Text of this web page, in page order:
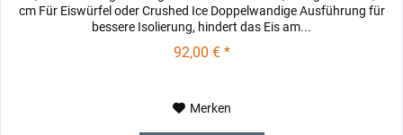
cm Für Eiswürfel oder Crushed Ice Doppelwandige Ausführung für
bessere Isolierung, hindert das Eis am...
92,00 € *
Merken